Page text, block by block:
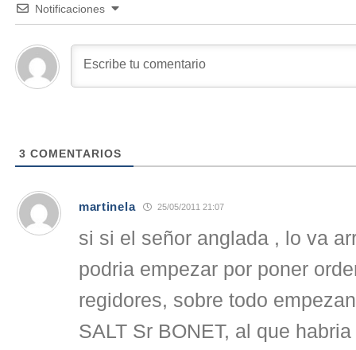
Notificaciones
3 COMENTARIOS
martinela 25/05/2011 21:07
si si el señor anglada , lo va
podria empezar por poner
regidores, sobre todo
SALT Sr BONET, al que